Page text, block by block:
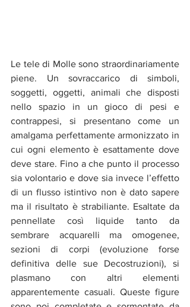
Le tele di Molle sono straordinariamente
piene. Un sovraccarico di simboli,
soggetti, oggetti, animali che disposti
nello spazio in un gioco di pesi e
contrappesi, si presentano come un
amalgama perfettamente armonizzato in
cui ogni elemento è esattamente dove
deve stare. Fino a che punto il processo
sia volontario e dove sia invece l’effetto
di un flusso istintivo non è dato sapere
ma il risultato è strabiliante. Esaltate da
pennellate così liquide tanto da
sembrare acquarelli ma omogenee,
sezioni di corpi (evoluzione forse
definitiva delle sue Decostruzioni), si
plasmano con altri elementi
apparentemente casuali. Queste figure